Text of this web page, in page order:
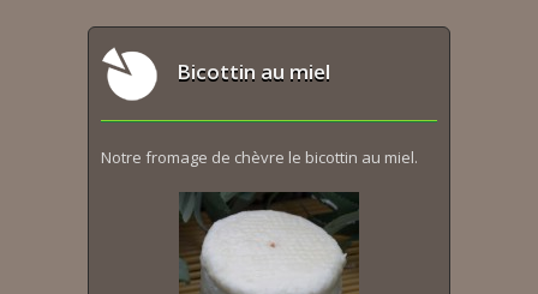
Bicottin au miel
Notre fromage de chèvre le bicottin au miel.